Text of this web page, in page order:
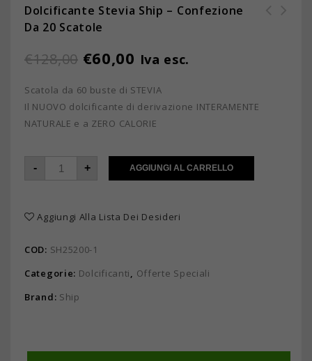
Dolcificante Stevia Ship – Confezione
Da 20 Scatole
€128,00 €60,00 Iva esc.
Scatola da 60 buste di STEVIA
Il NUOVO dolcificante di derivazione INTERAMENTE
NATURALE e a ZERO CALORIE
- + AGGIUNGI AL CARRELLO
Aggiungi Alla Lista Dei Desideri
COD: SH25200-1
Categorie: Dolcificanti, Offerte Speciali
Brand: Ship